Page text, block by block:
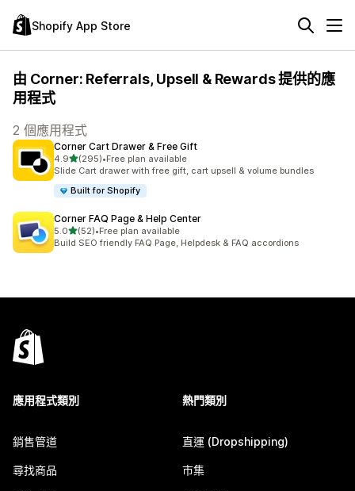
Shopify App Store
由 Corner: Referrals, Upsell & Rewards 提供的應
用程式
2 個應用程式
Corner Cart Drawer & Free Gift
4.9滿分 5 顆星
(295)
共有 295 則評價
•Free plan available
Slide Cart drawer with free gift, cart upsell & volume bundles
Built for Shopify
Corner FAQ Page & Help Center
5.0滿分 5 顆星
(52)
共有 52 則評價
•Free plan available
Build SEO friendly FAQ Page, Helpdesk & FAQ accordions
應用程式類別
銷售管道
尋找商品
熱門類別
直運 (Dropshipping)
市集